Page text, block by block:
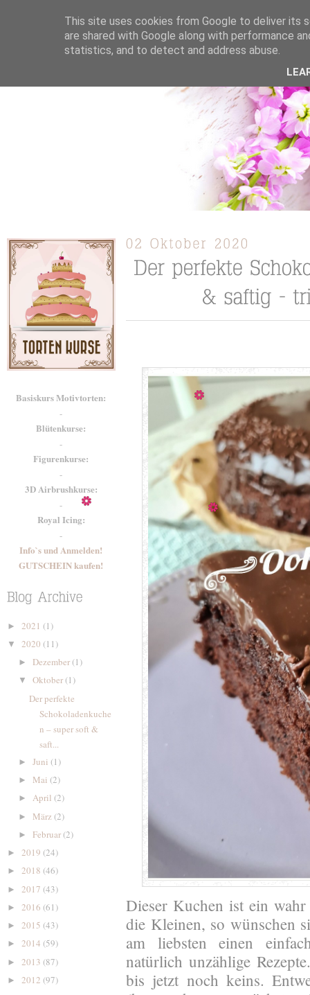
ÜBER MICH KOOPERATION TORTEN / KUCHEN /
Basiskurs Motivtorten:
-
Blütenkurse:
-
Figurenkurse:
-
3D Airbrushkurse:
-
Royal Icing:
-
Info`s und Anmelden!
GUTSCHEIN kaufen!
► 2021 (1)
▼ 2020 (11)
► Dezember(1)
▼ Oktober(1)
Der perfekte
Schokoladenkuche
n – super soft &
saft...
► Juni (1)
► Mai (2)
► April (2)
► März (2)
► Februar(2)
► 2019 (24)
► 2018 (46)
► 2017 (43)
► 2016 (61)
► 2015 (43)
► 2014 (59)
► 2013 (87)
► 2012 (97)
Dieser Kuchen ist ein
die Kleinen, so wünschen
am liebsten einen
natürlich unzählige
bis jetzt noch keins.
This site uses cookies from Google to deliver its
are shared with Google along with performance
statistics, and to detect and address abuse.